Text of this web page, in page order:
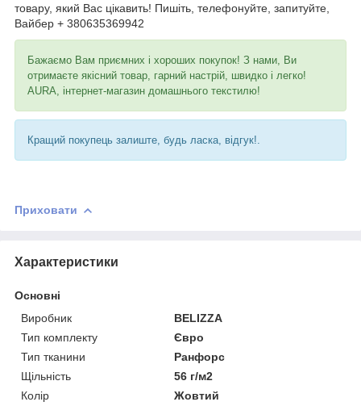
товару, який Вас цікавить! Пишіть, телефонуйте, запитуйте,
Вайбер + 380635369942
Бажаємо Вам приємних і хороших покупок! З нами, Ви
отримаєте якісний товар, гарний настрій, швидко і легко!
AURA, інтернет-магазин домашнього текстилю!
Кращий покупець залиште, будь ласка, відгук!.
Приховати
Характеристики
Основні
Виробник
BELIZZA
Тип комплекту
Євро
Тип тканини
Ранфорс
Щільність
56 г/м2
Колір
Жовтий